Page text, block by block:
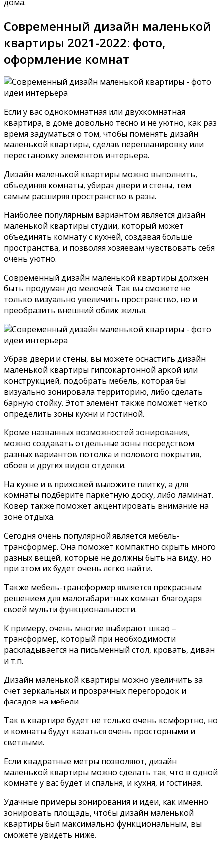
дома.
Современный дизайн маленькой
квартиры 2021-2022: фото,
оформление комнат
Если у вас однокомнатная или двухкомнатная
квартира, в доме довольно тесно и не уютно, как раз
время задуматься о том, чтобы поменять дизайн
маленькой квартиры, сделав перепланировку или
перестановку элементов интерьера.
Дизайн маленькой квартиры можно выполнить,
объединяя комнаты, убирая двери и стены, тем
самым расширяя пространство в разы.
Наиболее популярным вариантом является дизайн
маленькой квартиры студии, который может
объединять комнату с кухней, создавая больше
пространства, и позволяя хозяевам чувствовать себя
очень уютно.
Современный дизайн маленькой квартиры должен
быть продуман до мелочей. Так вы сможете не
только визуально увеличить пространство, но и
преобразить внешний облик жилья.
Убрав двери и стены, вы можете оснастить дизайн
маленькой квартиры гипсокартонной аркой или
конструкцией, подобрать мебель, которая бы
визуально зонировала территорию, либо сделать
барную стойку. Этот элемент также поможет четко
определить зоны кухни и гостиной.
Кроме названных возможностей зонирования,
можно создавать отдельные зоны посредством
разных вариантов потолка и полового покрытия,
обоев и других видов отделки.
На кухне и в прихожей выложите плитку, а для
комнаты подберите паркетную доску, либо ламинат.
Ковер также поможет акцентировать внимание на
зоне отдыха.
Сегодня очень популярной является мебель-
трансформер. Она поможет компактно скрыть много
разных вещей, которые не должны быть на виду, но
при этом их будет очень легко найти.
Также мебель-трансформер является прекрасным
решением для малогабаритных комнат благодаря
своей мульти функциональности.
К примеру, очень многие выбирают шкаф –
трансформер, который при необходимости
раскладывается на письменный стол, кровать, диван
и т.п.
Дизайн маленькой квартиры можно увеличить за
счет зеркальных и прозрачных перегородок и
фасадов на мебели.
Так в квартире будет не только очень комфортно, но
и комнаты будут казаться очень просторными и
светлыми.
Если квадратные метры позволяют, дизайн
маленькой квартиры можно сделать так, что в одной
комнате у вас будет и спальня, и кухня, и гостиная.
Удачные примеры зонирования и идеи, как именно
зонировать площадь, чтобы дизайн маленькой
квартиры был максимально функциональным, вы
сможете увидеть ниже.